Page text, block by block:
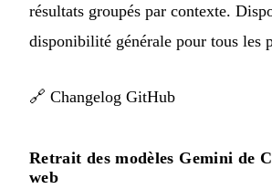
résultats groupés par contexte.
disponibilité générale pour tous les
🔗 Changelog GitHub
Retrait des modèles Gemini de
web